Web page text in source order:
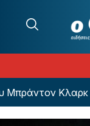
Κλαρκ